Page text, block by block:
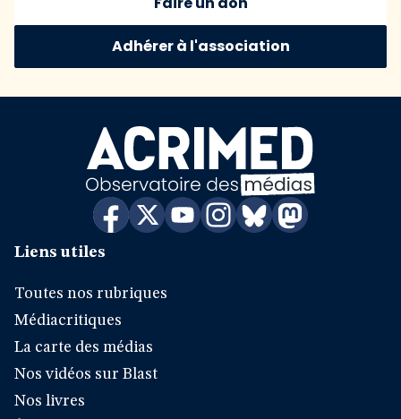
Adhérer à l'association
Liens utiles
Toutes nos rubriques
Médiacritiques
La carte des médias
Nos vidéos sur Blast
Nos livres